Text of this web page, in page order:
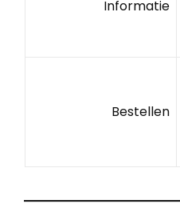
Informatie
Bestellen